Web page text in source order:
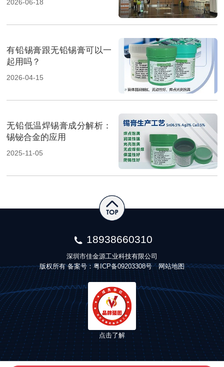
2026-06-18
有铅锡膏跟无铅锡膏可以一
起用吗？
2026-04-15
无铅低温焊锡膏成分解析：
锡铋合金的应用
2025-11-05
18938660310
深圳市佳金源工业科技有限公司
版权所有 备案号：粤ICP备09203308号 网站地图
点击了解